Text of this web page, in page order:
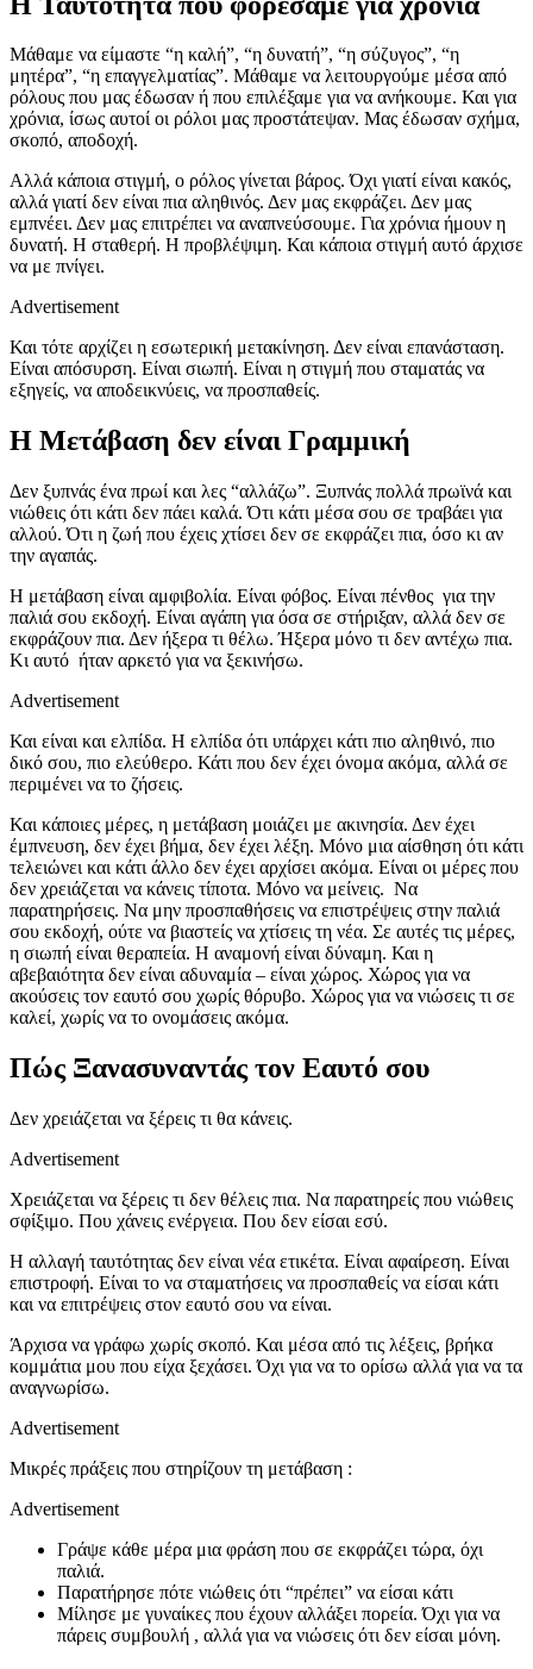
Μάθαμε να είμαστε “η καλή”, “η δυνατή”, “η σύζυγος”, “η
μητέρα”, “η επαγγελματίας”. Μάθαμε να λειτουργούμε μέσα από
ρόλους που μας έδωσαν ή που επιλέξαμε για να ανήκουμε. Και για
χρόνια, ίσως αυτοί οι ρόλοι μας προστάτεψαν. Μας έδωσαν σχήμα,
σκοπό, αποδοχή.
Αλλά κάποια στιγμή, ο ρόλος γίνεται βάρος. Όχι γιατί είναι κακός,
αλλά γιατί δεν είναι πια αληθινός. Δεν μας εκφράζει. Δεν μας
εμπνέει. Δεν μας επιτρέπει να αναπνεύσουμε. Για χρόνια ήμουν η
δυνατή. Η σταθερή. Η προβλέψιμη. Και κάποια στιγμή αυτό άρχισε
να με πνίγει.
Advertisement
Και τότε αρχίζει η εσωτερική μετακίνηση. Δεν είναι επανάσταση.
Είναι απόσυρση. Είναι σιωπή. Είναι η στιγμή που σταματάς να
εξηγείς, να αποδεικνύεις, να προσπαθείς.
Η Μετάβαση δεν είναι Γραμμική
Δεν ξυπνάς ένα πρωί και λες “αλλάζω”. Ξυπνάς πολλά πρωϊνά και
νιώθεις ότι κάτι δεν πάει καλά. Ότι κάτι μέσα σου σε τραβάει για
αλλού. Ότι η ζωή που έχεις χτίσει δεν σε εκφράζει πια, όσο κι αν
την αγαπάς.
Η μετάβαση είναι αμφιβολία. Είναι φόβος. Είναι πένθος για την
παλιά σου εκδοχή. Είναι αγάπη για όσα σε στήριξαν, αλλά δεν σε
εκφράζουν πια. Δεν ήξερα τι θέλω. Ήξερα μόνο τι δεν αντέχω πια.
Κι αυτό ήταν αρκετό για να ξεκινήσω.
Advertisement
Και είναι και ελπίδα. Η ελπίδα ότι υπάρχει κάτι πιο αληθινό, πιο
δικό σου, πιο ελεύθερο. Κάτι που δεν έχει όνομα ακόμα, αλλά σε
περιμένει να το ζήσεις.
Και κάποιες μέρες, η μετάβαση μοιάζει με ακινησία. Δεν έχει
έμπνευση, δεν έχει βήμα, δεν έχει λέξη. Μόνο μια αίσθηση ότι κάτι
τελειώνει και κάτι άλλο δεν έχει αρχίσει ακόμα. Είναι οι μέρες που
δεν χρειάζεται να κάνεις τίποτα. Μόνο να μείνεις. Να
παρατηρήσεις. Να μην προσπαθήσεις να επιστρέψεις στην παλιά
σου εκδοχή, ούτε να βιαστείς να χτίσεις τη νέα. Σε αυτές τις μέρες,
η σιωπή είναι θεραπεία. Η αναμονή είναι δύναμη. Και η
αβεβαιότητα δεν είναι αδυναμία – είναι χώρος. Χώρος για να
ακούσεις τον εαυτό σου χωρίς θόρυβο. Χώρος για να νιώσεις τι σε
καλεί, χωρίς να το ονομάσεις ακόμα.
Πώς Ξανασυναντάς τον Εαυτό σου
Δεν χρειάζεται να ξέρεις τι θα κάνεις.
Advertisement
Χρειάζεται να ξέρεις τι δεν θέλεις πια. Να παρατηρείς που νιώθεις
σφίξιμο. Που χάνεις ενέργεια. Που δεν είσαι εσύ.
Η αλλαγή ταυτότητας δεν είναι νέα ετικέτα. Είναι αφαίρεση. Είναι
επιστροφή. Είναι το να σταματήσεις να προσπαθείς να είσαι κάτι
και να επιτρέψεις στον εαυτό σου να είναι.
Άρχισα να γράφω χωρίς σκοπό. Και μέσα από τις λέξεις, βρήκα
κομμάτια μου που είχα ξεχάσει. Όχι για να το ορίσω αλλά για να τα
αναγνωρίσω.
Advertisement
Μικρές πράξεις που στηρίζουν τη μετάβαση :
Advertisement
Γράψε κάθε μέρα μια φράση που σε εκφράζει τώρα, όχι
παλιά.
Παρατήρησε πότε νιώθεις ότι “πρέπει” να είσαι κάτι
Μίλησε με γυναίκες που έχουν αλλάξει πορεία. Όχι για να
πάρεις συμβουλή , αλλά για να νιώσεις ότι δεν είσαι μόνη.